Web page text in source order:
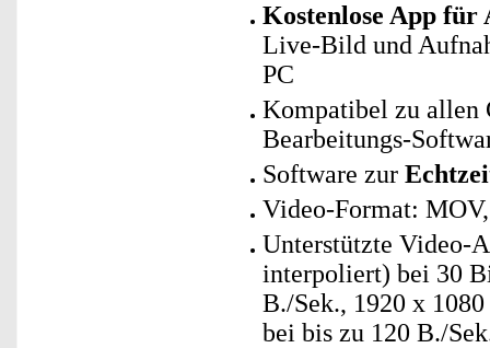
Kostenlose App
Live-Bild und
PC
Kompatibel zu allen
Bearbeitungs-
Software zur
Video-Format:
Unterstützte Video-
interpoliert) bei 30
B./Sek., 1920 x
bei bis zu 120 B./